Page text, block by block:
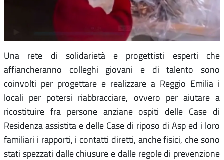
Una rete di solidarietà e progettisti esperti che
affiancheranno colleghi giovani e di talento sono
coinvolti per progettare e realizzare a Reggio Emilia i
locali per potersi riabbracciare, ovvero per aiutare a
ricostituire fra persone anziane ospiti delle Case di
Residenza assistita e delle Case di riposo di Asp ed i loro
familiari i rapporti, i contatti diretti, anche fisici, che sono
stati spezzati dalle chiusure e dalle regole di prevenzione